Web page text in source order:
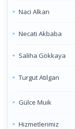
Naci Alkan
Necati Akbaba
Saliha Gökkaya
Turgut Atılgan
Gülce Muik
Hizmetlerimiz